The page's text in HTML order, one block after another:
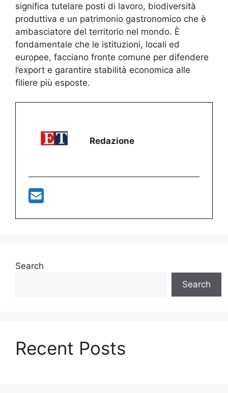
significa tutelare posti di lavoro, biodiversità
produttiva e un patrimonio gastronomico che è
ambasciatore del territorio nel mondo. È
fondamentale che le istituzioni, locali ed
europee, facciano fronte comune per difendere
l’export e garantire stabilità economica alle
filiere più esposte.
Redazione
Search
Search
Recent Posts